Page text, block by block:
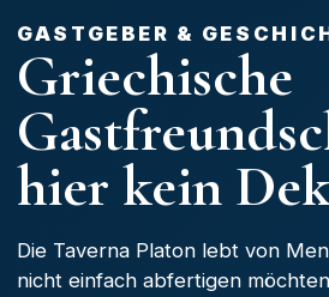
GASTGEBER &
Griechische
hier kein
Die Taverna Platon lebt von
nicht einfach abfertigen